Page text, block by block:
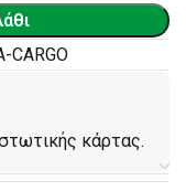
CARGO
κάρτας.